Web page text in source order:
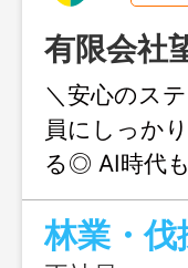
有限会社
＼安心のス
員にしっか
る◎ AI時代
林業・伐